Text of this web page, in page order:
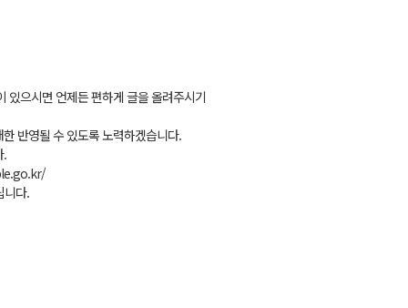
있으시면 언제든 편하게 글을 올려주시기
반영될 수 있도록 노력하겠습니다.
.
니다.